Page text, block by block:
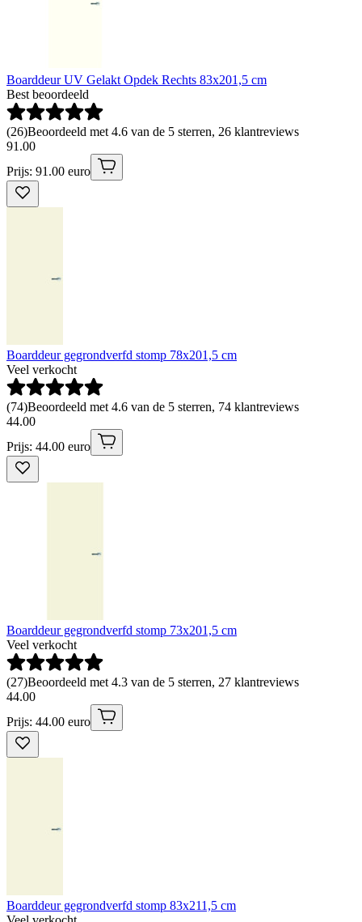
Boarddeur UV Gelakt Opdek Rechts 83x201,5 cm
Best beoordeeld
(26)Beoordeeld met 4.6 van de 5 sterren, 26 klantreviews
91 .00
Prijs: 91.00 euro
Boarddeur gegrondverfd stomp 78x201,5 cm
Veel verkocht
(74)Beoordeeld met 4.6 van de 5 sterren, 74 klantreviews
44.00
Prijs: 44.00 euro
Boarddeur gegrondverfd stomp 73x201,5 cm
Veel verkocht
(27)Beoordeeld met 4.3 van de 5 sterren, 27 klantreviews
44.00
Prijs: 44.00 euro
Boarddeur gegrondverfd stomp 83x211,5 cm